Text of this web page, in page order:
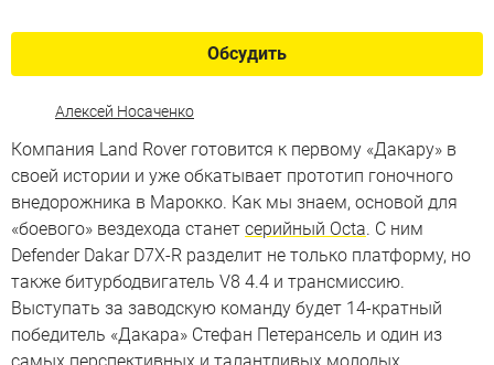
Обсудить
Алексей Носаченко
Компания Land Rover готовится к первому «Дакару» в
своей истории и уже обкатывает прототип гоночного
внедорожника в Марокко. Как мы знаем, основой для
«боевого» вездехода станет серийный Octa. С ним
Defender Dakar D7X‑R разделит не только платформу, но
также битурбодвигатель V8 4.4 и трансмиссию.
Выступать за заводскую команду будет 14-кратный
победитель «Дакара» Стефан Петерансель и один из